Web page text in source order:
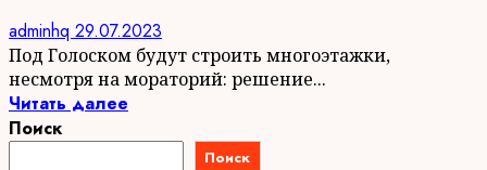
adminhq 29.07.2023
Под Голоском будут строить многоэтажки,
несмотря на мораторий: решение...
Читать далее
Поиск
Поиск